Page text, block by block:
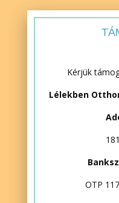
Kérjük
Lélekben
OTP